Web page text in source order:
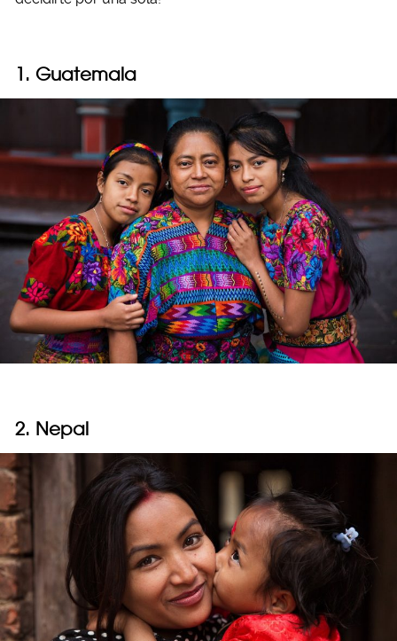
1. Guatemala
2. Nepal